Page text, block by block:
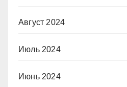
Август 2024
Июль 2024
Июнь 2024